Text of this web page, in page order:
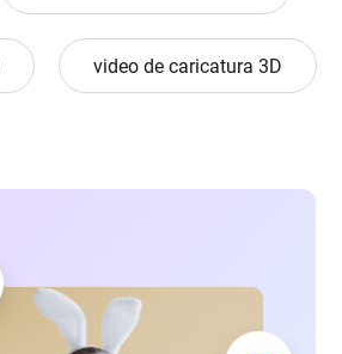
video de caricatura 3D